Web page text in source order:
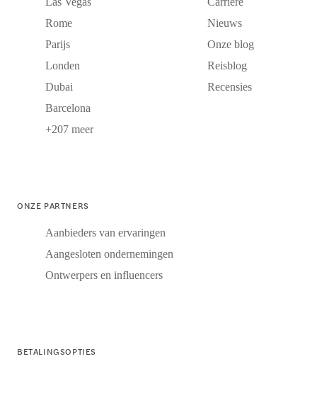
Rome
Parijs
Londen
Dubai
Barcelona
+207 meer
Nieuws
Onze blog
Reisblog
Recensies
ONZE PARTNERS
Aanbieders van ervaringen
Aangesloten ondernemingen
Ontwerpers en influencers
BETALINGSOPTIES